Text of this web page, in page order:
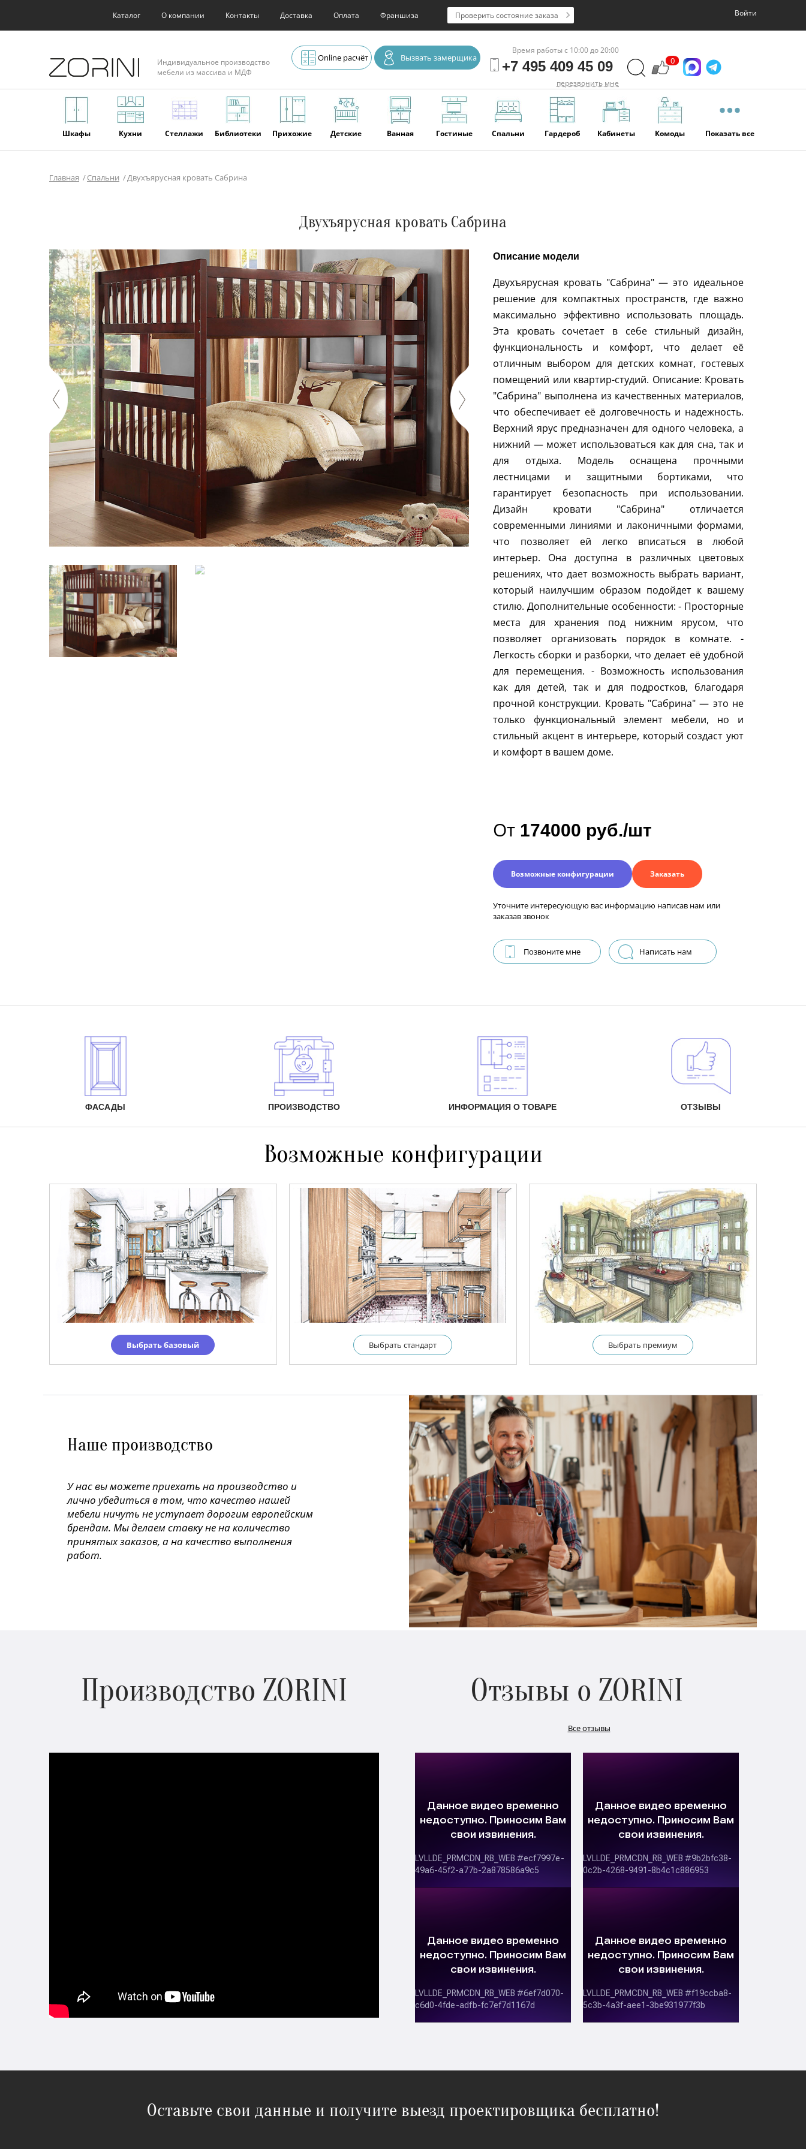
Каталог О компании Контакты Доставка Оплата Франшиза Войти
Проверить состояние заказа
Индивидуальное производство
мебели из массива и МДФ
Online расчёт Вызвать замерщика
Время работы с 10:00 до 20:00
+7 495 409 45 09
перезвонить мне
0
Шкафы Кухни Стеллажи Библиотеки Прихожие Детские Ванная Гостиные Спальни Гардероб Кабинеты Комоды Показать все
Главная Спальни Двухъярусная кровать Сабрина
Двухъярусная кровать Сабрина
Описание модели
Двухъярусная кровать "Сабрина" — это идеальное
решение для компактных пространств, где важно
максимально эффективно использовать площадь.
Эта кровать сочетает в себе стильный дизайн,
функциональность и комфорт, что делает её
отличным выбором для детских комнат, гостевых
помещений или квартир-студий. Описание: Кровать
"Сабрина" выполнена из качественных материалов,
что обеспечивает её долговечность и надежность.
Верхний ярус предназначен для одного человека, а
нижний — может использоваться как для сна, так и
для отдыха. Модель оснащена прочными
лестницами и защитными бортиками, что
гарантирует безопасность при использовании.
Дизайн кровати "Сабрина" отличается
современными линиями и лаконичными формами,
что позволяет ей легко вписаться в любой
интерьер. Она доступна в различных цветовых
решениях, что дает возможность выбрать вариант,
который наилучшим образом подойдет к вашему
стилю. Дополнительные особенности: - Просторные
места для хранения под нижним ярусом, что
позволяет организовать порядок в комнате. -
Легкость сборки и разборки, что делает её удобной
для перемещения. - Возможность использования
как для детей, так и для подростков, благодаря
прочной конструкции. Кровать "Сабрина" — это не
только функциональный элемент мебели, но и
стильный акцент в интерьере, который создаст уют
и комфорт в вашем доме.
От 174000 руб./шт
Возможные конфигурации Заказать
Уточните интересующую вас информацию написав нам или
заказав звонок
Позвоните мне Написать нам
ФАСАДЫ ПРОИЗВОДСТВО ИНФОРМАЦИЯ О ТОВАРЕ ОТЗЫВЫ
Возможные конфигурации
Выбрать базовый Выбрать cтандарт Выбрать премиум
Наше производство
У нас вы можете приехать на производство и
лично убедиться в том, что качество нашей
мебели ничуть не уступает дорогим европейским
брендам. Мы делаем ставку не на количество
принятых заказов, а на качество выполнения
работ.
Производство ZORINI Отзывы о ZORINI
Все отзывы
Оставьте свои данные и получите выезд проектировщика бесплатно!